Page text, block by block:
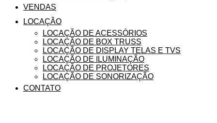
VENDAS
LOCAÇÃO
LOCAÇÃO DE ACESSÓRIOS
LOCAÇÃO DE BOX TRUSS
LOCAÇÃO DE DISPLAY TELAS E TVS
LOCAÇÃO DE ILUMINAÇÃO
LOCAÇÃO DE PROJETORES
LOCAÇÃO DE SONORIZAÇÃO
CONTATO